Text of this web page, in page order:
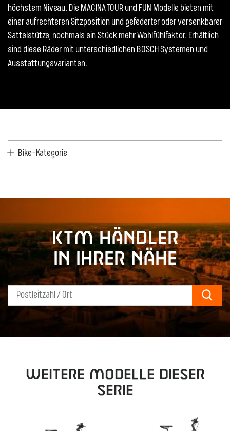
höchstem Niveau. Die MACINA TOUR und FUN Modelle bieten mit
einer aufrechteren Sitzposition und gefederter oder versenkbarer
Sattelstütze, nochmals ein Stück mehr Wohlfühlfaktor. Erhältlich
sind diese Räder mit unterschiedlichen BOSCH Systemen und
Ausstattungsvarianten.
Bike-Kategorie
KTM Händler
in Ihrer Nähe
Weitere Modelle dieser
Serie